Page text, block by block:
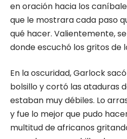
en oración hacia los
que le mostrara cada paso
qué hacer. Valientemente,
donde escuchó los gritos de
En la oscuridad, Garlock
bolsillo y cortó las ataduras
estaban muy débiles. Lo
y fue lo mejor que pudo
multitud de africanos